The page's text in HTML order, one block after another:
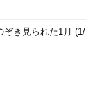
ぞき見られた1月 (1/